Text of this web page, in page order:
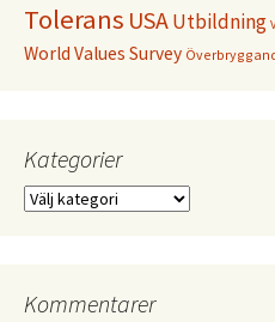
Tolerans USAUtbildning
World Values Survey
Kategorier
Kategorier
Kommentarer